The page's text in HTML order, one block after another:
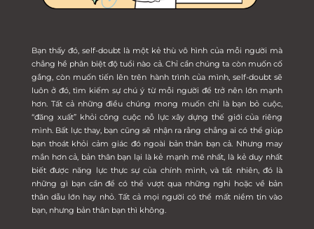
Bạn thấy đó, self-doubt là một kẻ thù vô hình của mỗi người mà
chẳng hề phân biệt độ tuổi nào cả. Chỉ cần chúng ta còn muốn cố
gắng, còn muốn tiến lên trên hành trình của mình, self-doubt sẽ
luôn ở đó, tìm kiếm sự chú ý từ mỗi người để trở nên lớn mạnh
hơn. Tất cả những điều chúng mong muốn chỉ là bạn bỏ cuộc,
“đăng xuất” khỏi công cuộc nỗ lực xây dựng thế giới của riêng
mình. Bất lực thay, bạn cũng sẽ nhận ra rằng chẳng ai có thể giúp
bạn thoát khỏi cảm giác đó ngoài bản thân bạn cả. Nhưng may
mắn hơn cả, bản thân bạn lại là kẻ mạnh mẽ nhất, là kẻ duy nhất
biết được năng lực thực sự của chính mình, và tất nhiên, đó là
những gì bạn cần để có thể vượt qua những nghi hoặc về bản
thân dẫu lớn hay nhỏ. Tất cả mọi người có thể mất niềm tin vào
bạn, nhưng bản thân bạn thì không.